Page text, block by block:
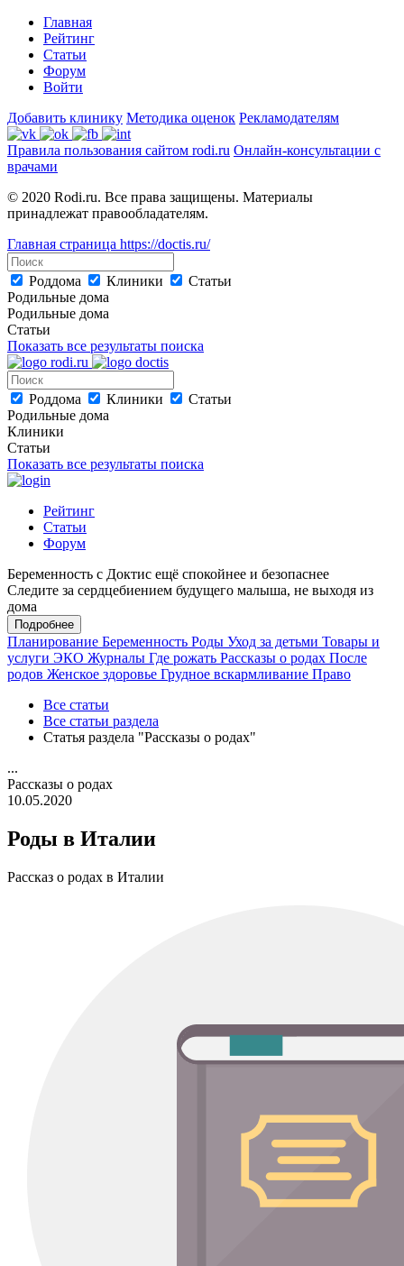
Главная
Рейтинг
Статьи
Форум
Войти
Добавить клинику Методика оценок Рекламодателям
Правила пользования сайтом rodi.ru Онлайн-консультации с
врачами
© 2020 Rodi.ru. Все права защищены. Материалы
принадлежат правообладателям.
Главная страница https://doctis.ru/
Роддома Клиники
Статьи
Родильные дома
Родильные дома
Статьи
Показать все результаты поиска
Роддома Клиники
Статьи
Родильные дома
Клиники
Статьи
Показать все результаты поиска
Рейтинг
Статьи
Форум
Беременность с Доктис ещё спокойнее и безопаснее
Следите за сердцебиением будущего малыша, не выходя из
дома
Подробнее
Планирование Беременность Роды Уход за детьми Товары и
услуги ЭКО Журналы Где рожать Рассказы о родах После
родов Женское здоровье Грудное вскармливание Право
Все статьи
Все статьи раздела
Статья раздела "Рассказы о родах"
...
Рассказы о родах
10.05.2020
Роды в Италии
Рассказ о родах в Италии